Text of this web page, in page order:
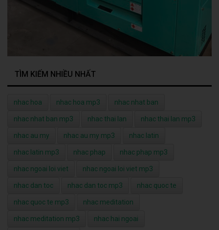
TÌM KIẾM NHIỀU NHẤT
nhac hoa nhac hoa mp3 nhac nhat ban
nhac nhat ban mp3 nhac thai lan nhac thai lan mp3
nhac au my nhac au my mp3 nhac latin
nhac latin mp3 nhac phap nhac phap mp3
nhac ngoai loi viet nhac ngoai loi viet mp3
nhac dan toc nhac dan toc mp3 nhac quoc te
nhac quoc te mp3 nhac meditation
nhac meditation mp3 nhac hai ngoai